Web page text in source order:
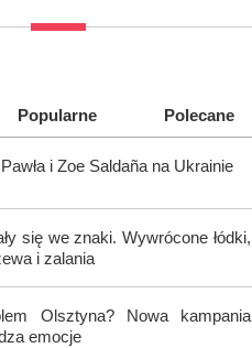
Popularne Polecane
i Zoe Saldaña na Ukrainie
się we znaki. Wywrócone łódki,
i zalania
Olsztyna? Nowa kampania
emocje